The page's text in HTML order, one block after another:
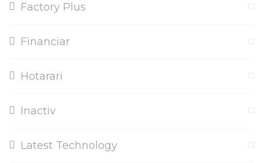
Factory Plus
Financiar
Hotarari
Inactiv
Latest Technology